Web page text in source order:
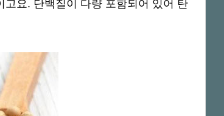
요. 단백질이 다량 포함되어 있어 탄